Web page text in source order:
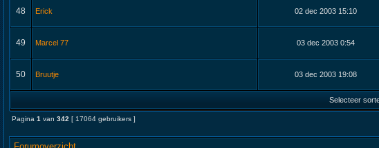
48 Erick 02 dec 2003 15:10
49 Marcel 77 03 dec 2003 0:54
50 Bruutje 03 dec 2003 19:08
Selecteer
Pagina 1 van 342 [ 17064 gebruikers ]